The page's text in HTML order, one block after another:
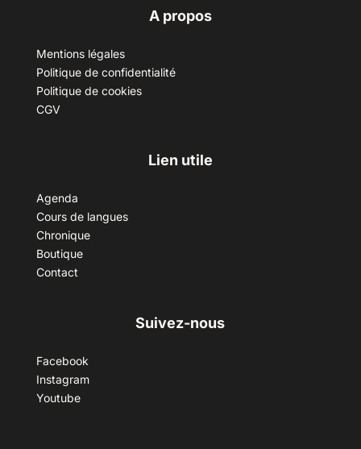
A propos
Mentions légales
Politique de confidentialité
Politique de cookies
CGV
Lien utile
Agenda
Cours de langues
Chronique
Boutique
Contact
Suivez-nous
Facebook
Instagram
Youtube